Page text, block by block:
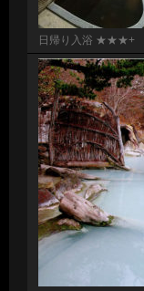
日帰り入浴 ★★★+